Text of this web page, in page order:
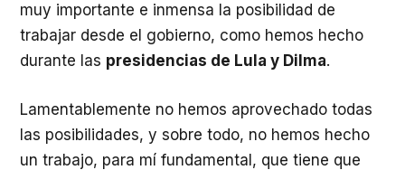
muy importante e inmensa la posibilidad de
trabajar desde el gobierno, como hemos hecho
durante las presidencias de Lula y Dilma.
Lamentablemente no hemos aprovechado todas
las posibilidades, y sobre todo, no hemos hecho
un trabajo, para mí fundamental, que tiene que